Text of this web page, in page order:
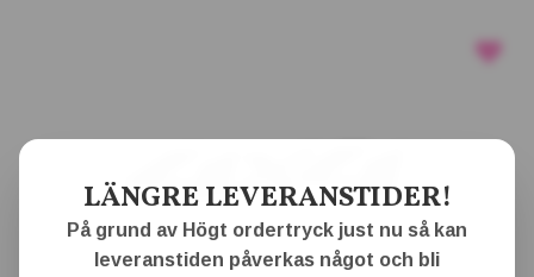
LÄNGRE LEVERANSTIDER!
På grund av Högt ordertryck just nu så kan
leveranstiden påverkas något och bli